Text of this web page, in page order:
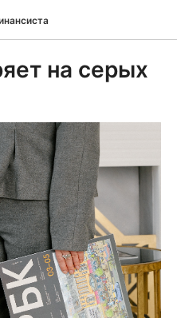
на серых